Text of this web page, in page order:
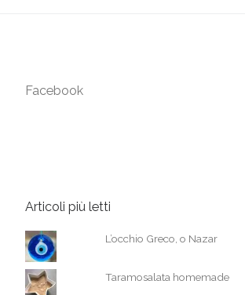
Facebook
Articoli più letti
L’occhio Greco, o Nazar
Taramosalata homemade